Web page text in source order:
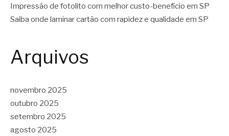
Impressão de fotolito com melhor custo-benefício em SP
Saiba onde laminar cartão com rapidez e qualidade em SP
Arquivos
novembro 2025
outubro 2025
setembro 2025
agosto 2025